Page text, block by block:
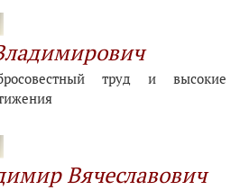
труд и высокие
Вячеславович